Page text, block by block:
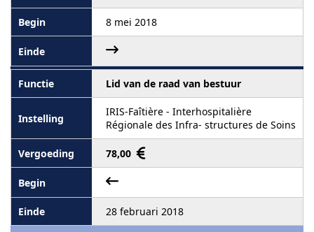
8 mei 2018
Lid van de raad van bestuur
IRIS-Faîtière - Interhospitalière
Régionale des Infra- structures de Soins
78,00
28 februari 2018